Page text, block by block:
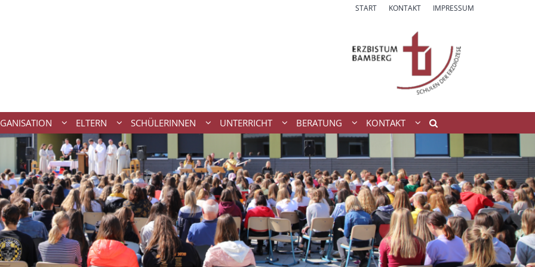
START KONTAKT IMPRESSUM
ELTERN SCHÜLERINNEN UNTERRICHT BERATUNG KONTAKT